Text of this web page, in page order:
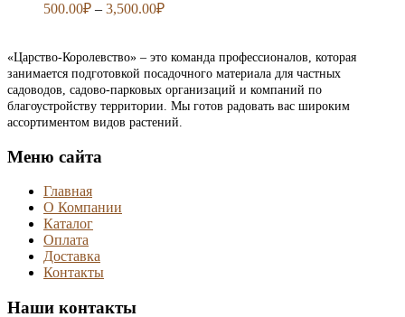
500.00₽ – 3,500.00₽
«Царство-Королевство» – это команда профессионалов, которая
занимается подготовкой посадочного материала для частных
садоводов, садово-парковых организаций и компаний по
благоустройству территории. Мы готов радовать вас широким
ассортиментом видов растений.
Меню сайта
Главная
О Компании
Каталог
Оплата
Доставка
Контакты
Наши контакты